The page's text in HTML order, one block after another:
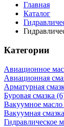
Главная
Каталог
Категории
Авиационное
Авиационная
Арматурная
Буровая смазка
Вакуумное масло
Вакуумная
Гидравлическое